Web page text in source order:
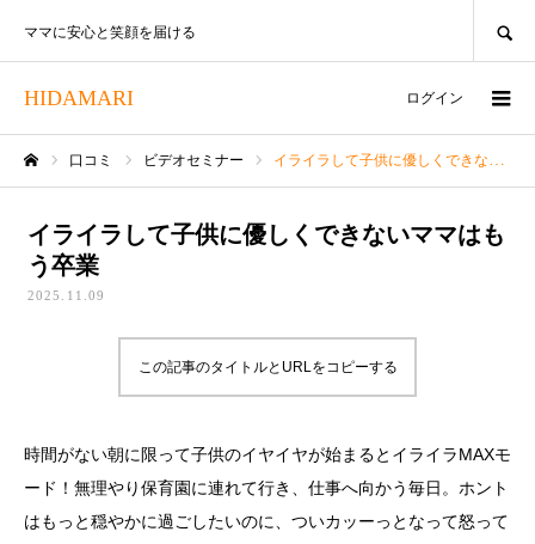
HIDAMARI
ママに安心と笑顔を届ける
ログイン
口コミ ビデオセミナー イライラして子供に優しくできないママはもう卒業
イライラして子供に優しくできないママはも
う卒業
2025.11.09
この記事のタイトルとURLをコピーする
時間がない朝に限って子供のイヤイヤが始まるとイライラMAXモ
ード！無理やり保育園に連れて行き、仕事へ向かう毎日。ホント
はもっと穏やかに過ごしたいのに、ついカッーっとなって怒って